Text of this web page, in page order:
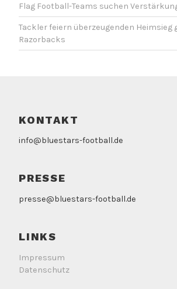
Flag Football-Teams suchen
Tackler feiern überzeugenden Heimsieg
Razorbacks
KONTAKT
info@bluestars-football.de
PRESSE
presse@bluestars-football.de
LINKS
Impressum
Datenschutz